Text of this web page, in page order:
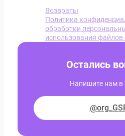
Возвраты
Политика
обработки
использования файлов
Остались
Напишите нам в